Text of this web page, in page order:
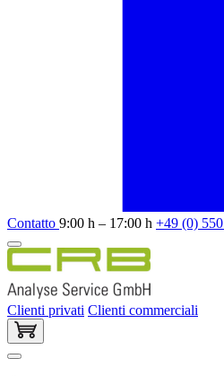
Contatto 9:00 h – 17:00 h +49 (0)
Clienti privati Clienti commerciali